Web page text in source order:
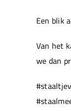
Een blik
Van het
we dan